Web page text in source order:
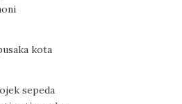
kota
sepeda